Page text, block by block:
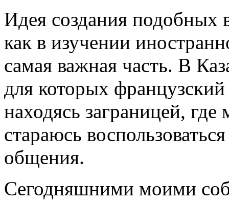
Идея создания подобных
как в изучении
самая важная часть. В
для которых
находясь заграницей,
стараюсь
общения.
Сегодняшними моими